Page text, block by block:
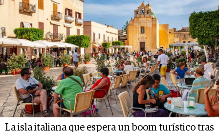
La isla italiana que espera un boom turístico tras